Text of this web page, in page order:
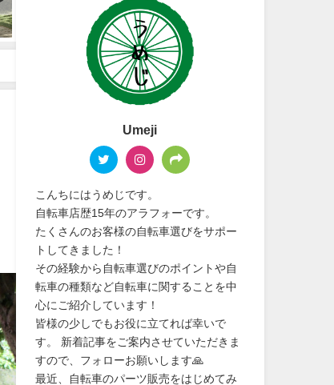
Umeji
こんちにはうめじです。
自転車店歴15年のアラフォーです。
たくさんのお客様の自転車選びをサポー
トしてきました！
その経験から自転車選びのポイントや自
転車の種類など自転車に関することを中
心にご紹介しています！
皆様の少しでもお役に立てれば幸いで
す。 新着記事をご案内させていただきま
すので、フォローお願いします🙏
最近、自転車のパーツ販売をはじめてみ